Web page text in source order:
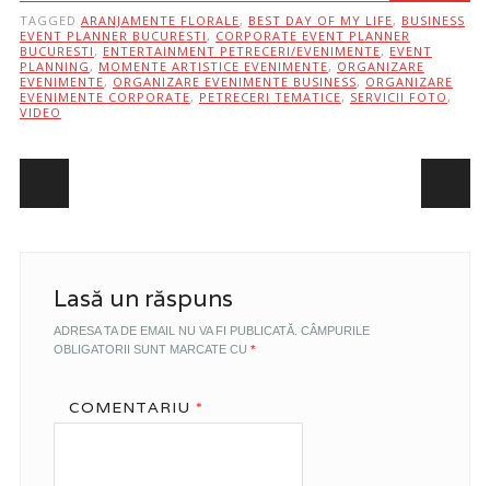
TAGGED ARANJAMENTE FLORALE, BEST DAY OF MY LIFE, BUSINESS
EVENT PLANNER BUCURESTI , CORPORATE EVENT PLANNER
BUCURESTI , ENTERTAINMENT PETRECERI/EVENIMENTE, EVENT
PLANNING , MOMENTE ARTISTICE EVENIMENTE, ORGANIZARE
EVENIMENTE, ORGANIZARE EVENIMENTE BUSINESS, ORGANIZARE
EVENIMENTE CORPORATE, PETRECERI TEMATICE, SERVICII FOTO ,
VIDEO
Lasă un răspuns
ADRESA TA DE EMAIL NU VA FI PUBLICATĂ. CÂMPURILE
OBLIGATORII SUNT MARCATE CU *
COMENTARIU *